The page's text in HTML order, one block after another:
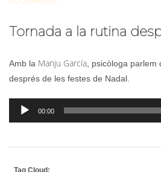
Tornada a la rutina
Amb la Manju García , psicòloga
després de les festes de Nadal.
Reproductor
d'àudio
00:00
Tag Cloud: